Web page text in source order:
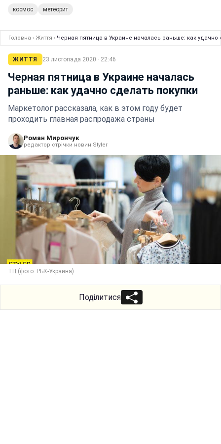
космос метеорит
Головна › Життя › Черная пятница в Украине началась раньше: как удачно
ЖИТТЯ 23 листопада 2020 · 22:46
Черная пятница в Украине началась
раньше: как удачно сделать покупки
Маркетолог рассказала, как в этом году будет
проходить главная распродажа страны
Роман Мирончук
редактор стрічки новин Styler
ТЦ (фото: РБК-Украина)
Поділитися